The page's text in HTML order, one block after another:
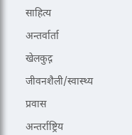
साहित्य
अन्तर्वार्ता
खेलकुद़़
जीवनशैली/स्वास्थ्य
प्रवास
अन्तर्राष्ट्रिय